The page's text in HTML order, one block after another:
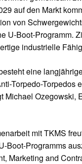
auf den Markt
von
U-Boot-Programm.
industrielle
eine
Torpedo-Torpedos
Michael
mit TKMS
Boot-Programms
Marketing and